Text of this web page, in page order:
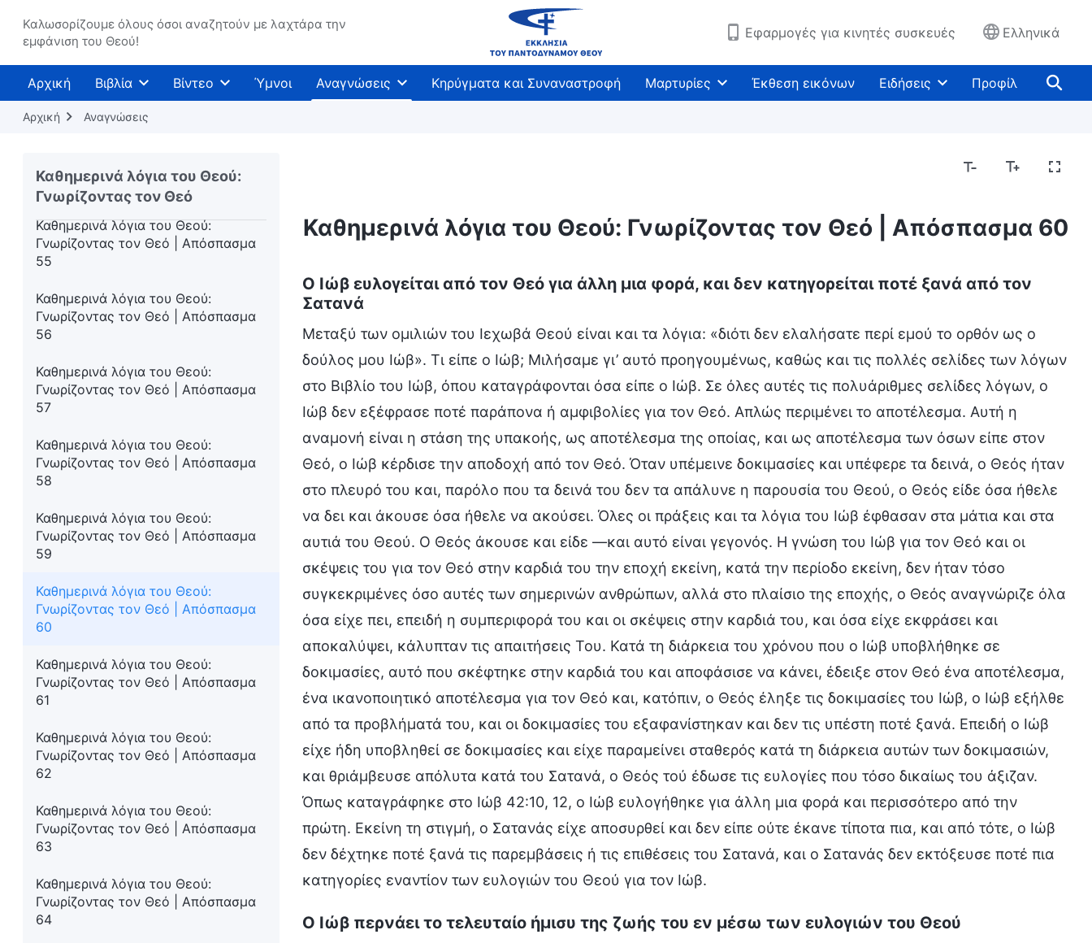
Καλωσορίζουμε όλους όσοι αναζητούν με λαχτάρα την
εμφάνιση του Θεού!
Εφαρμογές για κινητές συσκευές Ελληνικά
Αρχική Βιβλία Βίντεο Ύμνοι Αναγνώσεις Κηρύγματα και Συναναστροφή Μαρτυρίες Έκθεση εικόνων Ειδήσεις Προφίλ
Αρχική Αναγνώσεις
Καθημερινά λόγια του Θεού:
Γνωρίζοντας τον Θεό
Γνωρίζοντας τον Θεό | Απόσπασμα
52
Καθημερινά λόγια του Θεού:
Γνωρίζοντας τον Θεό | Απόσπασμα
53
Γνωρίζοντας τον Θεό | Απόσπασμα
54
Καθημερινά λόγια του Θεού:
Γνωρίζοντας τον Θεό | Απόσπασμα
55
Καθημερινά λόγια του Θεού:
Γνωρίζοντας τον Θεό | Απόσπασμα
56
Καθημερινά λόγια του Θεού:
Γνωρίζοντας τον Θεό | Απόσπασμα
57
Καθημερινά λόγια του Θεού:
Γνωρίζοντας τον Θεό | Απόσπασμα
58
Καθημερινά λόγια του Θεού:
Γνωρίζοντας τον Θεό | Απόσπασμα
59
Καθημερινά λόγια του Θεού:
Γνωρίζοντας τον Θεό | Απόσπασμα
60
Καθημερινά λόγια του Θεού:
Γνωρίζοντας τον Θεό | Απόσπασμα
61
Καθημερινά λόγια του Θεού:
Γνωρίζοντας τον Θεό | Απόσπασμα
62
Καθημερινά λόγια του Θεού:
Γνωρίζοντας τον Θεό | Απόσπασμα
63
Καθημερινά λόγια του Θεού:
Γνωρίζοντας τον Θεό | Απόσπασμα
64
Καθημερινά λόγια του Θεού: Γνωρίζοντας τον Θεό | Απόσπασμα 60
Ο Ιώβ ευλογείται από τον Θεό για άλλη μια φορά, και δεν κατηγορείται ποτέ ξανά από τον
Σατανά
Μεταξύ των ομιλιών του Ιεχωβά Θεού είναι και τα λόγια: «διότι δεν ελαλήσατε περί εμού το ορθόν ως ο
δούλος μου Ιώβ». Τι είπε ο Ιώβ; Μιλήσαμε γι’ αυτό προηγουμένως, καθώς και τις πολλές σελίδες των λόγων
στο Βιβλίο του Ιώβ, όπου καταγράφονται όσα είπε ο Ιώβ. Σε όλες αυτές τις πολυάριθμες σελίδες λόγων, ο
Ιώβ δεν εξέφρασε ποτέ παράπονα ή αμφιβολίες για τον Θεό. Απλώς περιμένει το αποτέλεσμα. Αυτή η
αναμονή είναι η στάση της υπακοής, ως αποτέλεσμα της οποίας, και ως αποτέλεσμα των όσων είπε στον
Θεό, ο Ιώβ κέρδισε την αποδοχή από τον Θεό. Όταν υπέμεινε δοκιμασίες και υπέφερε τα δεινά, ο Θεός ήταν
στο πλευρό του και, παρόλο που τα δεινά του δεν τα απάλυνε η παρουσία του Θεού, ο Θεός είδε όσα ήθελε
να δει και άκουσε όσα ήθελε να ακούσει. Όλες οι πράξεις και τα λόγια του Ιώβ έφθασαν στα μάτια και στα
αυτιά του Θεού. Ο Θεός άκουσε και είδε —και αυτό είναι γεγονός. Η γνώση του Ιώβ για τον Θεό και οι
σκέψεις του για τον Θεό στην καρδιά του την εποχή εκείνη, κατά την περίοδο εκείνη, δεν ήταν τόσο
συγκεκριμένες όσο αυτές των σημερινών ανθρώπων, αλλά στο πλαίσιο της εποχής, ο Θεός αναγνώριζε όλα
όσα είχε πει, επειδή η συμπεριφορά του και οι σκέψεις στην καρδιά του, και όσα είχε εκφράσει και
αποκαλύψει, κάλυπταν τις απαιτήσεις Του. Κατά τη διάρκεια του χρόνου που ο Ιώβ υποβλήθηκε σε
δοκιμασίες, αυτό που σκέφτηκε στην καρδιά του και αποφάσισε να κάνει, έδειξε στον Θεό ένα αποτέλεσμα,
ένα ικανοποιητικό αποτέλεσμα για τον Θεό και, κατόπιν, ο Θεός έληξε τις δοκιμασίες του Ιώβ, ο Ιώβ εξήλθε
από τα προβλήματά του, και οι δοκιμασίες του εξαφανίστηκαν και δεν τις υπέστη ποτέ ξανά. Επειδή ο Ιώβ
είχε ήδη υποβληθεί σε δοκιμασίες και είχε παραμείνει σταθερός κατά τη διάρκεια αυτών των δοκιμασιών,
και θριάμβευσε απόλυτα κατά του Σατανά, ο Θεός τού έδωσε τις ευλογίες που τόσο δικαίως του άξιζαν.
Όπως καταγράφηκε στο Ιώβ 42:10, 12, ο Ιώβ ευλογήθηκε για άλλη μια φορά και περισσότερο από την
πρώτη. Εκείνη τη στιγμή, ο Σατανάς είχε αποσυρθεί και δεν είπε ούτε έκανε τίποτα πια, και από τότε, ο Ιώβ
δεν δέχτηκε ποτέ ξανά τις παρεμβάσεις ή τις επιθέσεις του Σατανά, και ο Σατανάς δεν εκτόξευσε ποτέ πια
κατηγορίες εναντίον των ευλογιών του Θεού για τον Ιώβ.
Ο Ιώβ περνάει το τελευταίο ήμισυ της ζωής του εν μέσω των ευλογιών του Θεού